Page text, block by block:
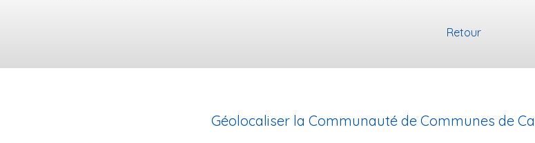
Retour
Géolocaliser la Communauté de Communes de